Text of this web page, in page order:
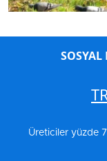
Üreticiler yüzde